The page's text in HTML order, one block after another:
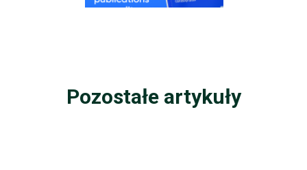
Pozostałe artykuły